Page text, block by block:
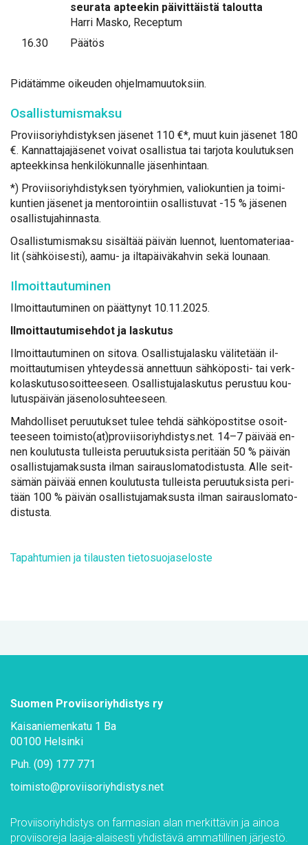
seurata apteekin päivittäistä taloutta
Harri Masko, Receptum
16.30
Päätös
Pi­dä­täm­me oi­keu­den oh­jel­ma­muu­tok­siin.
Osal­lis­tu­mis­mak­su
Pro­vii­so­riyh­dis­tyk­sen jä­se­net 110 €*, muut kuin jä­se­net 180
€. Kan­nat­ta­ja­jä­se­net voi­vat osal­lis­tua tai tar­jo­ta kou­lu­tuk­sen
ap­teek­kin­sa hen­ki­lö­kun­nal­le jä­sen­hin­taan.
*) Pro­vii­so­riyh­dis­tyk­sen työ­ryh­mien, va­lio­kun­tien ja toi­mi­
kun­tien jä­se­net ja men­to­roin­tiin osal­lis­tu­vat -15 % jä­se­nen
osal­lis­tu­ja­hin­nas­ta.
Osal­lis­tu­mis­mak­su si­säl­tää päi­vän luen­not, luen­to­ma­te­ri­aa­
lit (säh­köi­ses­ti), aa­mu- ja il­ta­päi­vä­kah­vin se­kä lou­naan.
Il­moit­tau­tu­mi­nen
Il­moit­tau­tu­mi­nen on päät­ty­nyt 10.11.2025.
Il­moit­tau­tu­mi­seh­dot ja las­ku­tus
Il­moit­tau­tu­mi­nen on si­to­va. Osal­lis­tu­ja­las­ku vä­li­te­tään il­
moit­tau­tu­mi­sen yh­tey­des­sä an­net­tuun säh­kö­pos­ti- tai verk­
ko­las­ku­tuso­soit­tee­seen. Osal­lis­tu­ja­las­ku­tus pe­rus­tuu kou­
lu­tus­päi­vän jä­se­no­lo­suh­tee­seen.
Mah­dol­li­set pe­ruu­tuk­set tu­lee teh­dä säh­kö­pos­tit­se osoit­
tee­seen toi­mis­to(at)proviisoriyhdistys.​net. 14–7 päi­vää en­
nen kou­lu­tus­ta tul­leis­ta pe­ruu­tuk­sis­ta pe­ri­tään 50 % päi­vän
osal­lis­tu­ja­mak­sus­ta il­man sai­raus­lo­ma­to­dis­tus­ta. Al­le seit­
sä­män päi­vää en­nen kou­lu­tus­ta tul­leis­ta pe­ruu­tuk­sis­ta pe­ri­
tään 100 % päi­vän osal­lis­tu­ja­mak­sus­ta il­man sai­raus­lo­ma­to­
dis­tus­ta.
Ta­pah­tu­mien ja ti­laus­ten tie­to­suo­ja­se­los­te
Suo­men Pro­vii­so­riyh­dis­tys ry
Kai­sa­nie­men­ka­tu 1 Ba
00100 Hel­sin­ki
Puh. (09) 177 771
toi­mis­to@​pro­vii­so­riyh­dis­tys.​net
Pro­vii­so­riyh­dis­tys on far­m­asian alan mer­kit­tä­vin ja ai­noa
pro­vii­so­re­ja laa­ja-alai­ses­ti yh­dis­tä­vä am­ma­til­li­nen jär­jes­tö.